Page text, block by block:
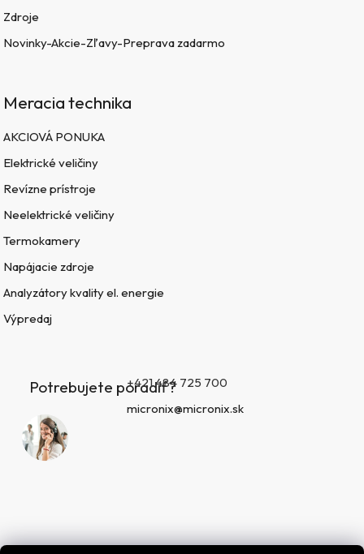
Zdroje
Novinky-Akcie-Zľavy-Preprava zadarmo
Meracia technika
AKCIOVÁ PONUKA
Elektrické veličiny
Revízne prístroje
Neelektrické veličiny
Termokamery
Napájacie zdroje
Analyzátory kvality el. energie
Výpredaj
Potrebujete poradiť?+421 484 725 700
micronix@micronix.sk